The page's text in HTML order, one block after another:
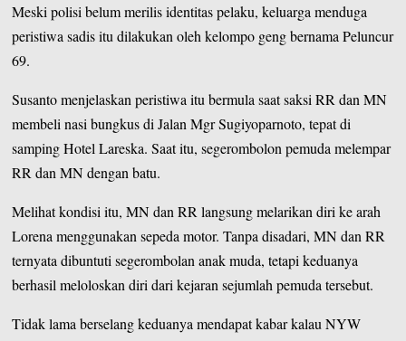
Meski polisi belum merilis identitas pelaku, keluarga menduga
peristiwa sadis itu dilakukan oleh kelompo geng bernama Peluncur
69.
Susanto menjelaskan peristiwa itu bermula saat saksi RR dan MN
membeli nasi bungkus di Jalan Mgr Sugiyoparnoto, tepat di
samping Hotel Lareska. Saat itu, segerombolon pemuda melempar
RR dan MN dengan batu.
Melihat kondisi itu, MN dan RR langsung melarikan diri ke arah
Lorena menggunakan sepeda motor. Tanpa disadari, MN dan RR
ternyata dibuntuti segerombolan anak muda, tetapi keduanya
berhasil meloloskan diri dari kejaran sejumlah pemuda tersebut.
Tidak lama berselang keduanya mendapat kabar kalau NYW